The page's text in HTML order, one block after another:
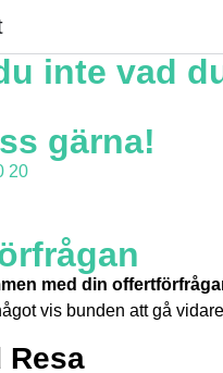
inte vad
gärna!
20
med din
vis bunden att gå
Resa